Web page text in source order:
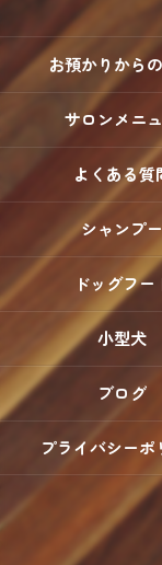
お預かりから
サロンメニ
よくある質
シャンプー
ドッグフー
小型犬
ブログ
プライバシーポ